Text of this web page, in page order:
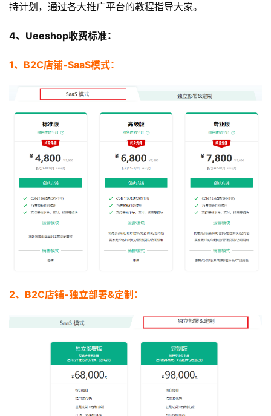
营
境
持计划，通过各大推广平台的教程指导大家。
4、Ueeshop收费标准：
1、B2C店铺-SaaS模式：
2、B2C店铺-独立部署&定制：